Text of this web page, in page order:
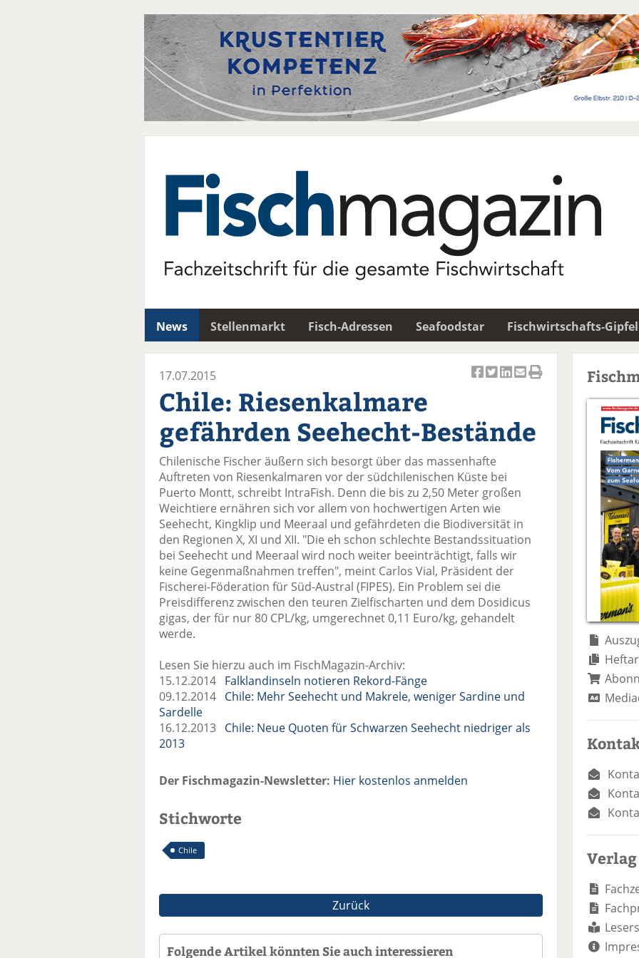
News Stellenmarkt Fisch-Adressen Seafoodstar Fischwirtschafts-Gipfel
k
el
uf
F
ac
e
b
o
o
k
te
il
e
k
el
wi
tt
er
n
el
Li
n
e
di
n
te
e
n
k
el
m
l
v
er
d
e
el
17.07.2015
Chile: Riesenkalmare
gefährden Seehecht-Bestände
Chilenische Fischer äußern sich besorgt über das massenhafte
Auftreten von Riesenkalmaren vor der südchilenischen Küste bei
Puerto Montt, schreibt IntraFish. Denn die bis zu 2,50 Meter großen
Weichtiere ernähren sich vor allem von hochwertigen Arten wie
Seehecht, Kingklip und Meeraal und gefährdeten die Biodiversität in
den Regionen X, XI und XII. "Die eh schon schlechte Bestandssituation
bei Seehecht und Meeraal wird noch weiter beeinträchtigt, falls wir
keine Gegenmaßnahmen treffen", meint Carlos Vial, Präsident der
Fischerei-Föderation für Süd-Austral (FIPES). Ein Problem sei die
Preisdifferenz zwischen den teuren Zielfischarten und dem Dosidicus
gigas, der für nur 80 CPL/kg, umgerechnet 0,11 Euro/kg, gehandelt
werde.
Lesen Sie hierzu auch im FischMagazin-Archiv:
15.12.2014 Falklandinseln notieren Rekord-Fänge
09.12.2014 Chile: Mehr Seehecht und Makrele, weniger Sardine und
Sardelle
16.12.2013 Chile: Neue Quoten für Schwarzen Seehecht niedriger als
2013
Der Fischmagazin-Newsletter: Hier kostenlos anmelden
Stichworte
Chile
Zurück
Folgende Artikel könnten Sie auch interessieren
Verlag